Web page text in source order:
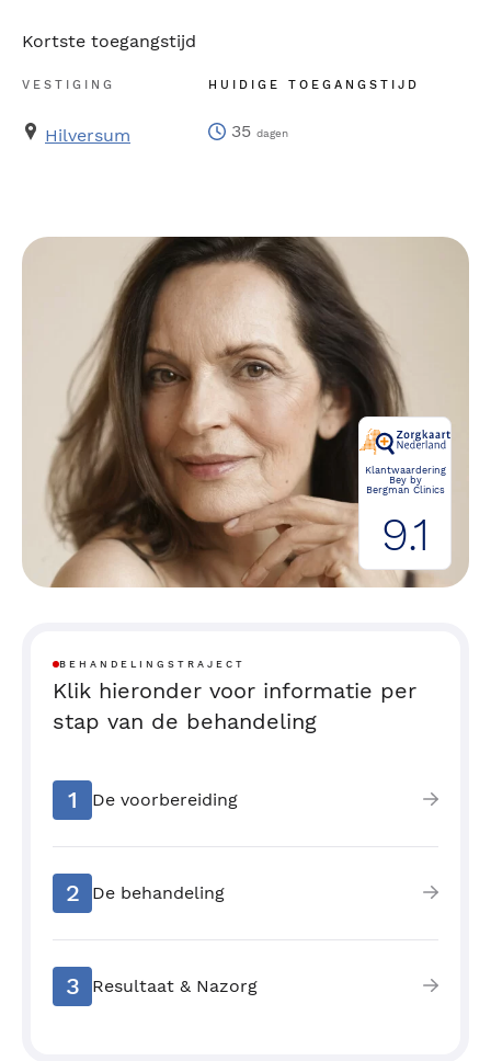
Kortste toegangstijd
VESTIGING HUIDIGE TOEGANGSTIJD
Hilversum 35 dagen
Klantwaardering
Bey by
Bergman Clinics
9.1
BEHANDELINGSTRAJECT
Klik hieronder voor informatie per
stap van de behandeling
1 De voorbereiding
2 De behandeling
3 Resultaat & Nazorg